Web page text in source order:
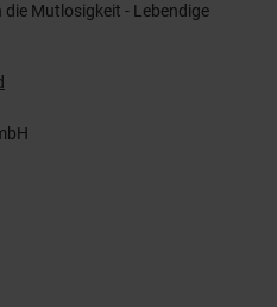
die Mutlosigkeit - Lebendige